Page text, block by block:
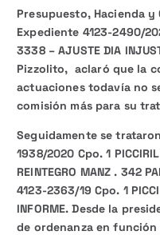
Presupuesto, Hacienda
Expediente 4123-2490/
3338 – AJUSTE DIA
Pizzolito, aclaró que la
actuaciones todavía no
comisión más para su
Seguidamente se
1938/2020 Cpo. 1
REINTEGRO MANZ . 342
4123-2363/19 Cpo. 1
INFORME. Desde la
de ordenanza en